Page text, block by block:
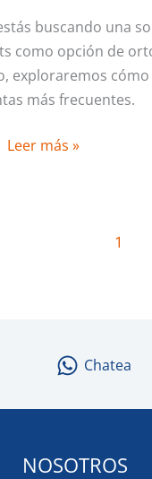
buscando una
como opción de
exploraremos cómo
más frecuentes.
en
la
Ortodoncia
Leer más »
1
Chatea
NOSOTROS